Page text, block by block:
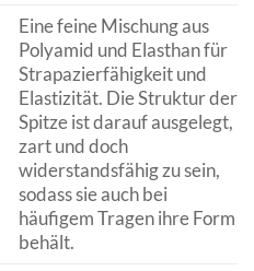
Eine feine Mischung aus
Polyamid und Elasthan für
Strapazierfähigkeit und
Elastizität. Die Struktur der
Spitze ist darauf ausgelegt,
zart und doch
widerstandsfähig zu sein,
sodass sie auch bei
häufigem Tragen ihre Form
behält.